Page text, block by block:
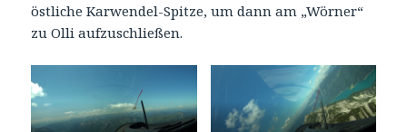
östliche Karwendel-Spitze, um dann am „Wörner“
zu Olli aufzuschließen.